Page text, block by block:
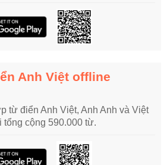
Anh Việt offline
từ điển Anh Việt, Anh Anh và Việt
tổng cộng 590.000 từ.